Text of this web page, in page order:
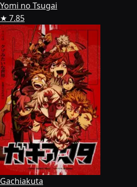
Yomi no Tsugai
★ 7.85
Gachiakuta